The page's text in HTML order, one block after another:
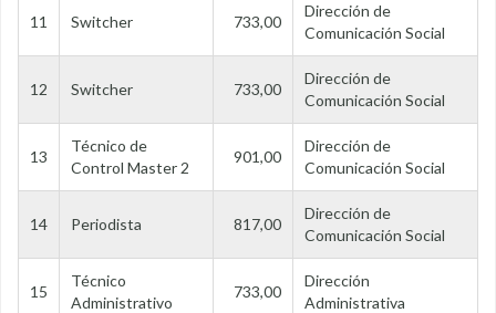
11 Switcher 733,00
Dirección de
Comunicación Social
12 Switcher 733,00
Dirección de
Comunicación Social
13
Técnico de
Control Master 2
901,00
Dirección de
Comunicación Social
14 Periodista 817,00
Dirección de
Comunicación Social
15
Técnico
Administrativo
733,00
Dirección
Administrativa